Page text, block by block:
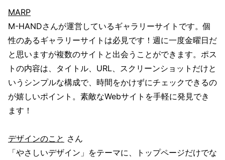
MARP
M-HANDさんが運営しているギャラリーサイトです。個
性のあるギャラリーサイトは必見です！週に一度金曜日だ
と思いますが複数のサイトと出会うことができます。ポス
トの内容は、タイトル、URL、スクリーンショットだけと
いうシンプルな構成で、時間をかけずにチェックできるの
が嬉しいポイント。素敵なWebサイトを手軽に発見でき
ます！
デザインのこと さん
「やさしいデザイン」をテーマに、トップページだけでな